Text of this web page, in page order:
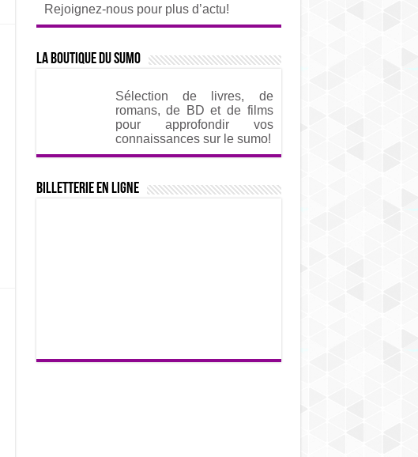
Rejoignez-nous pour plus d’actu!
La boutique du sumo
Sélection de livres, de
romans, de BD et de films
pour approfondir vos
connaissances sur le sumo!
Billetterie en ligne